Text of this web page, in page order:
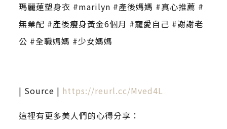
瑪麗蓮塑身衣 #marilyn #產後媽媽 #真心推薦 #
無業配 #產後瘦身黃金6個月 #寵愛自己 #謝謝老
公 #全職媽媽 #少女媽媽
| Source | https://reurl.cc/Mved4L
這裡有更多美人們的心得分享：